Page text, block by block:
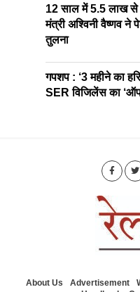
12 साल में 5.5 लाख से
मंत्री अश्विनी वैष्णव ने
तुलना
गपशप : ‘3 महीने का
SER विजिलेंस का
About Us Advertisement